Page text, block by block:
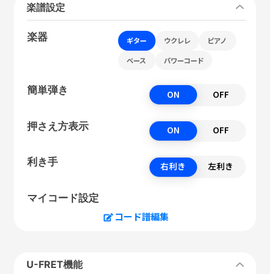
楽譜設定
楽器 ギター ウクレレ ピアノ
ベース パワーコード
簡単弾き ON OFF
押さえ方表示 ON OFF
利き手 右利き 左利き
マイコード設定
コード譜編集
U-FRET機能